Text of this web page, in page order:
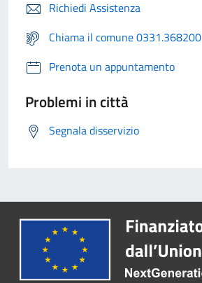
Richiedi Assistenza
Chiama il comune 0331.368200
Prenota un appuntamento
Problemi in città
Segnala disservizio